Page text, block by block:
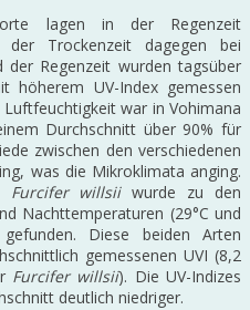
lagen in der Regenzeit
der Trockenzeit dagegen bei
der Regenzeit wurden tagsüber
höherem UV-Index gemessen
war in Vohimana
Durchschnitt über 90% für
zwischen den verschiedenen
was die Mikroklimata anging.
Furcifer willsiiwurde zu den
Nachttemperaturen (29°C und
Diese beiden Arten
gemessenen UVI (8,2
Furcifer willsii). Die UV-Indizes
deutlich niedriger.